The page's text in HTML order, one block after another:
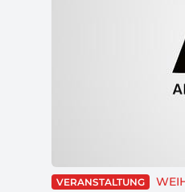
VERANSTALTUNG